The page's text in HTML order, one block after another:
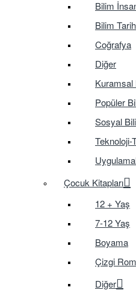
Bilim
Bilim
Coğrafya
Diğer
Kuramsal
Popüler
Sosyal
Teknoloji-
Çocuk Kitapları
12 + Yaş
7-12 Yaş
Boyama
Çizgi
Diğer